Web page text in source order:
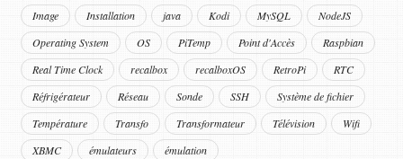
Image
Installation java Kodi MySQL
NodeJS
Operating System
OS PiTemp Point d'Accès
Raspbian
Real Time Clock
recalbox recalboxOS RetroPi
RTC
Réfrigérateur
Réseau Sonde SSH
Système de fichier
Température
Transfo Transformateur Télévision
Wifi
XBMC
émulateurs émulation